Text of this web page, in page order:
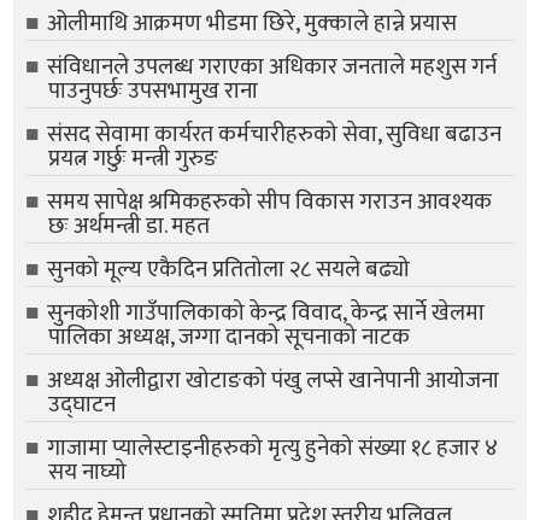
ओलीमाथि आक्रमण भीडमा छिरे, मुक्काले हान्ने प्रयास
संविधानले उपलब्ध गराएका अधिकार जनताले महशुस गर्न
पाउनुपर्छः उपसभामुख राना
संसद सेवामा कार्यरत कर्मचारीहरुको सेवा, सुविधा बढाउन
प्रयत्न गर्छुः मन्त्री गुरुङ
समय सापेक्ष श्रमिकहरुको सीप विकास गराउन आवश्यक
छः अर्थमन्त्री डा. महत
सुनको मूल्य एकैदिन प्रतितोला २८ सयले बढ्यो
सुनकोशी गाउँपालिकाको केन्द्र विवाद, केन्द्र सार्ने खेलमा
पालिका अध्यक्ष, जग्गा दानको सूचनाको नाटक
अध्यक्ष ओलीद्वारा खोटाङको पंखु लप्से खानेपानी आयोजना
उद्घाटन
गाजामा प्यालेस्टाइनीहरुको मृत्यु हुनेको संख्या १८ हजार ४
सय नाघ्यो